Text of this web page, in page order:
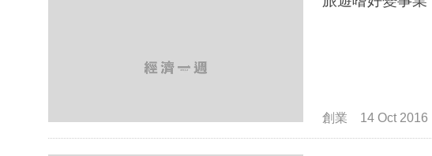
創業 14 Oct 2016